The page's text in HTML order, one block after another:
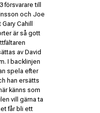
till
och Joe
Cahill
är så gott
av David
I backlinjen
spela efter
han ersätts
känns som
vill gärna ta
får bli ett